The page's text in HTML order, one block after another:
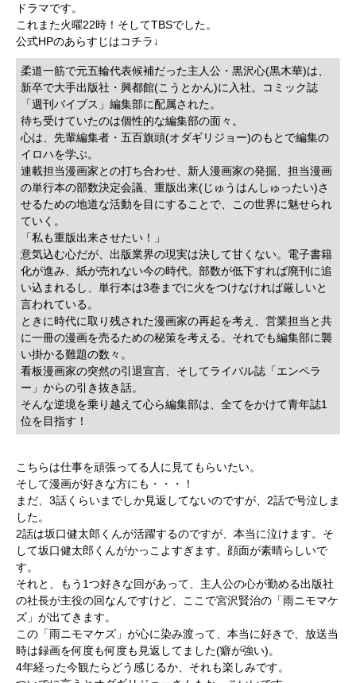
ドラマです。
これまた火曜22時！そしてTBSでした。
公式HPのあらすじはコチラ↓
柔道一筋で元五輪代表候補だった主人公・黒沢心(黒木華)は、
新卒で大手出版社・興都館(こうとかん)に入社。コミック誌
「週刊バイブス」編集部に配属された。
待ち受けていたのは個性的な編集部の面々。
心は、先輩編集者・五百旗頭(オダギリジョー)のもとで編集の
イロハを学ぶ。
連載担当漫画家との打ち合わせ、新人漫画家の発掘、担当漫画
の単行本の部数決定会議、重版出来(じゅうはんしゅったい)さ
せるための地道な活動を目にすることで、この世界に魅せられ
ていく。
「私も重版出来させたい！」
意気込む心だが、出版業界の現実は決して甘くない。電子書籍
化が進み、紙が売れない今の時代。部数が低下すれば廃刊に追
い込まれるし、単行本は3巻までに火をつけなければ厳しいと
言われている。
ときに時代に取り残された漫画家の再起を考え、営業担当と共
に一冊の漫画を売るための秘策を考える。それでも編集部に襲
い掛かる難題の数々。
看板漫画家の突然の引退宣言、そしてライバル誌「エンペラ
ー」からの引き抜き話。
そんな逆境を乗り越えて心ら編集部は、全てをかけて青年誌1
位を目指す！
こちらは仕事を頑張ってる人に見てもらいたい。
そして漫画が好きな方にも・・・！
まだ、3話くらいまでしか見返してないのですが、2話で号泣しま
した。
2話は坂口健太郎くんが活躍するのですが、本当に泣けます。そ
して坂口健太郎くんがかっこよすぎます。顔面が素晴らしいで
す。
それと、もう1つ好きな回があって、主人公の心が勤める出版社
の社長が主役の回なんですけど、ここで宮沢賢治の「雨ニモマケ
ズ」が出てきます。
この「雨ニモマケズ」が心に染み渡って、本当に好きで、放送当
時は録画を何度も何度も見返してました(癖が強い)。
4年経った今観たらどう感じるか、それも楽しみです。